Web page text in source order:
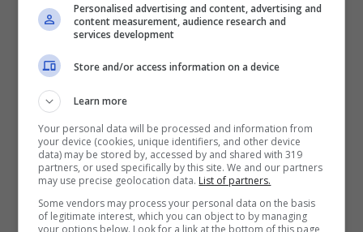
Alamuddin nel 2014, sono stati accolti con
entusiasmo dal pubblico.
Le polemiche si sono concentrate allora
sul profilo politico e imprenditoriale diJeff
Bezos, ultramiliardario che sedeva accanto
al presidente UsaDonald Trumpil giorno
dell’insediamento. Critiche sono piovute
Personalised advertising and content, advertising and
content measurement, audience research and
services development
Store and/or access information on a device
Learn more
Your personal data will be processed and information from
your device (cookies, unique identifiers, and other device
data) may be stored by, accessed by and shared with 319
partners, or used specifically by this site. We and our partners
may use precise geolocation data. List of partners.
Some vendors may process your personal data on the basis
of legitimate interest, which you can object to by managing
your options below. Look for a link at the bottom of this page